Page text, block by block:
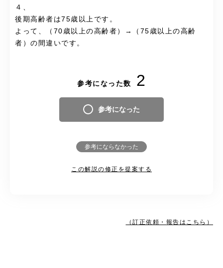
４、
後期高齢者は75歳以上です。
よって、（70歳以上の高齢者）→（75歳以上の高齢
者）の間違いです。
参考になった数 2
参考になった
参考にならなかった
この解説の修正を提案する
（訂正依頼・報告はこちら）